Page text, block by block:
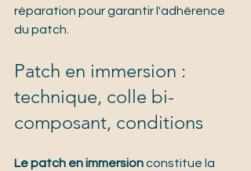
réparation pour garantir l'adhérence
du patch.
Patch en immersion :
technique, colle bi-
composant, conditions
Le patch en immersion constitue la